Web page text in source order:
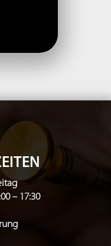
– 17:30